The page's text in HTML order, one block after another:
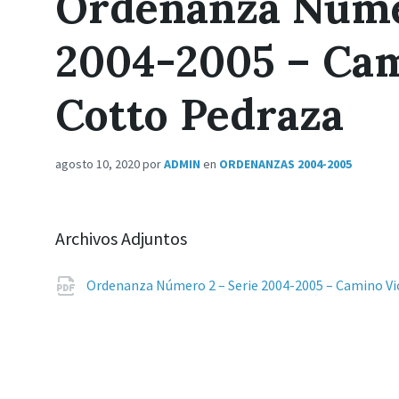
2004-2005 –
Cotto Pedraza
agosto 10, 2020porADMIN en ORDENANZAS 2004-2005
Archivos Adjuntos
Ordenanza Número 2 – Serie 2004-2005 – Camino